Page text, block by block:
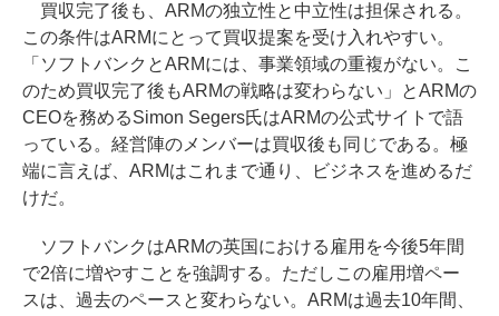
買収完了後も、ARMの独立性と中立性は担保される。
この条件はARMにとって買収提案を受け入れやすい。
「ソフトバンクとARMには、事業領域の重複がない。こ
のため買収完了後もARMの戦略は変わらない」とARMの
CEOを務めるSimon Segers氏はARMの公式サイトで語
っている。経営陣のメンバーは買収後も同じである。極
端に言えば、ARMはこれまで通り、ビジネスを進めるだ
けだ。
ソフトバンクはARMの英国における雇用を今後5年間
で2倍に増やすことを強調する。ただしこの雇用増ペー
スは、過去のペースと変わらない。ARMは過去10年間、